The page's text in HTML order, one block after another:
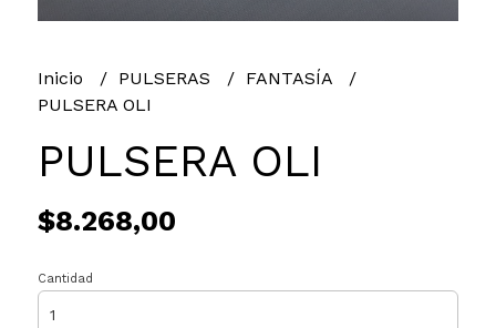
Inicio PULSERAS
FANTASÍA
PULSERA OLI
PULSERA OLI
$8.268,00
Cantidad